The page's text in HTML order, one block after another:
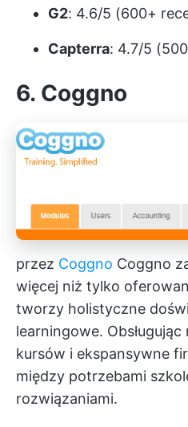
G2: 4.6/5 (600+
Capterra: 4.7/5
6. Coggno
przez Coggno Coggno
więcej niż tylko
tworzy holistyczne
learningowe.
kursów i ekspansywne
między potrzebami
rozwiązaniami.